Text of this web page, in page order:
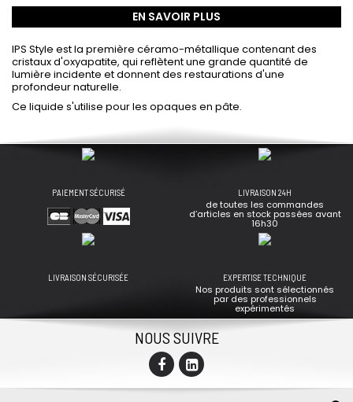
EN SAVOIR PLUS
IPS Style est la première céramo-métallique contenant des
cristaux d'oxyapatite, qui reflètent une grande quantité de
lumière incidente et donnent des restaurations d'une
profondeur naturelle.
Ce liquide s'utilise pour les opaques en pâte.
PAIEMENT SÉCURISÉ LIVRAISON 24H
de toutes les commandes
d’articles en stock passées avant
16h30
LIVRAISON SÉCURISÉE EXPERTISE TECHNIQUE
Nos produits sont sélectionnés
par des professionnels
expérimentés
NOUS SUIVRE